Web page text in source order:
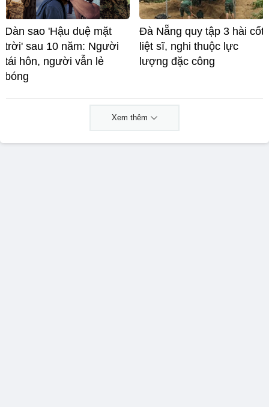
Dàn sao 'Hậu duệ mặt
trời' sau 10 năm: Người
tái hôn, người vẫn lẻ
bóng
Đà Nẵng quy tập 3 hài cốt
liệt sĩ, nghi thuộc lực
lượng đặc công
Xem thêm